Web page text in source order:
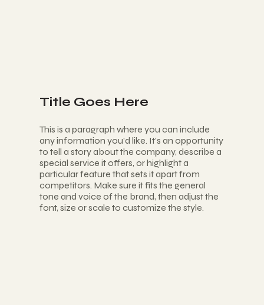
Title Goes Here
This is a paragraph where you can include
any information you’d like. It’s an opportunity
to tell a story about the company, describe a
special service it offers, or highlight a
particular feature that sets it apart from
competitors. Make sure it fits the general
tone and voice of the brand, then adjust the
font, size or scale to customize the style.